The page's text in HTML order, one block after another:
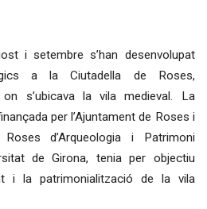
i setembre s’han desenvolupat
a la Ciutadella de Roses,
s’ubicava la vila medieval. La
per l’Ajuntament de Roses i
d’Arqueologia i Patrimoni
de Girona, tenia per objectiu
i la patrimonialització de la vila